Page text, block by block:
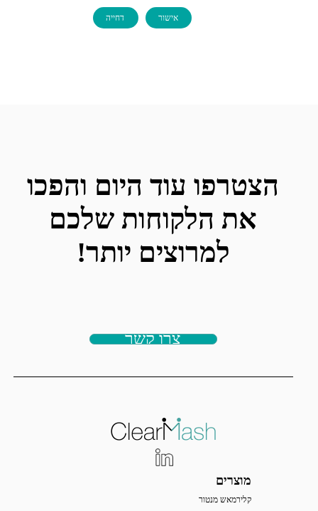
הצטרפו עוד היום והפכו
את הלקוחות שלכם
למרוצים יותר!
צרו קשר
מוצרים
קלירמאש מנטור
אישור דחייה